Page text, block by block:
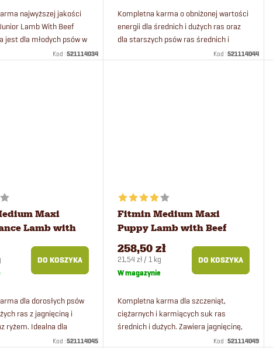
najwyższej jakości
Lamb With Beef
jest dla młodych psów w
18 miesięcy. Zawiera
Kod :521114034
Kompletna karma o obniżonej wartości
energii dla średnich i dużych ras oraz
dla starszych psów ras średnich i
Kod :521114044
Maxi
Lamb with
dla psów 12 kg
DO KOSZYKA
dla dorosłych psów
ras z jagnięciną i
ryżem. Idealna dla
Kod :521114045
Fitmin Medium Maxi
Puppy Lamb with Beef
karma dla psów 12 kg
258,50 zł
Cena
jednostkowa:
21,54 zł / 1 kg
W magazynie
DO KOSZYKA
Kompletna karma dla szczeniąt,
ciężarnych i karmiących suk ras
średnich i dużych. Zawiera jagnięcinę,
wołowinę i ryż. Karma jest odpowiednia
Kod :521114049